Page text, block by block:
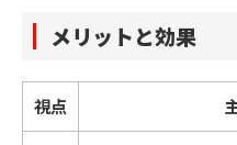
メリットと効果
視点